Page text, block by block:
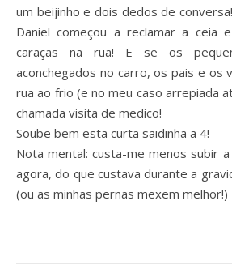
um beijinho e dois dedos de
Daniel começou a reclamar a ceia
caraças na rua! E se os
aconchegados no carro, os pais e os
rua ao frio (e no meu caso arrepiada
chamada visita de medico!
Soube bem esta curta saidinha a 4!
Nota mental: custa-me menos subir
agora, do que custava durante a
(ou as minhas pernas mexem melhor!)